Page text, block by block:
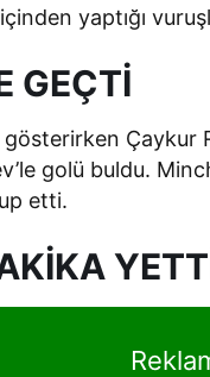
yaptığı
GEÇTİ
Çaykur
golü buldu.
etti.